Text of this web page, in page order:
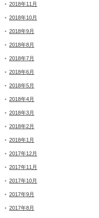
2018年11月
2018年10月
2018年9月
2018年8月
2018年7月
2018年6月
2018年5月
2018年4月
2018年3月
2018年2月
2018年1月
2017年12月
2017年11月
2017年10月
2017年9月
2017年8月